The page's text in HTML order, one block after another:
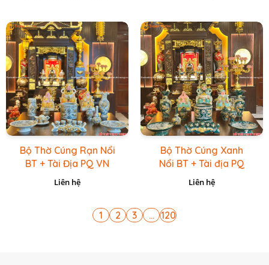
Bộ Thờ Cúng Rạn Nổi
BT + Tài Địa PQ VN
Vàng Caro
Liên hệ
Bộ Thờ Cúng Xanh
Nổi BT + Tài địa PQ
VN Xanh Lục
Liên hệ
1 2 3 ... 120